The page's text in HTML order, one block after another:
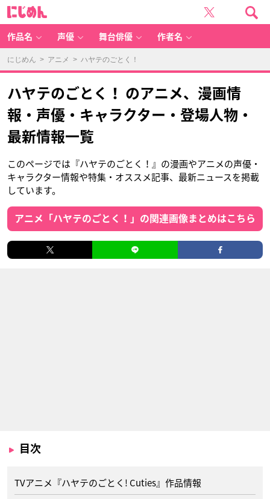
作品名 声優 舞台俳優 作者名
にじめん > アニメ > ハヤテのごとく！
ハヤテのごとく！ のアニメ、漫画情
報・声優・キャラクター・登場人物・
最新情報一覧
このページでは『ハヤテのごとく！』の漫画やアニメの声優・
キャラクター情報や特集・オススメ記事、最新ニュースを掲載
しています。
アニメ「ハヤテのごとく！」の関連画像まとめはこちら
目次
TVアニメ『ハヤテのごとく! Cuties』作品情報